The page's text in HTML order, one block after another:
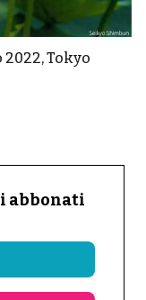
Tokyo
abbonati